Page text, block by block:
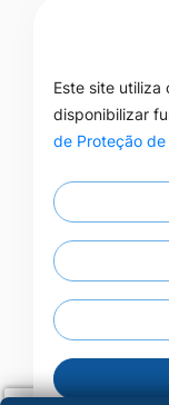
Este site utiliza
disponibilizar
de Proteção de